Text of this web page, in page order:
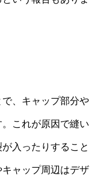
、キャップ部分や
これが原因で縫い
入ったりすること
ャップ周辺はデザ